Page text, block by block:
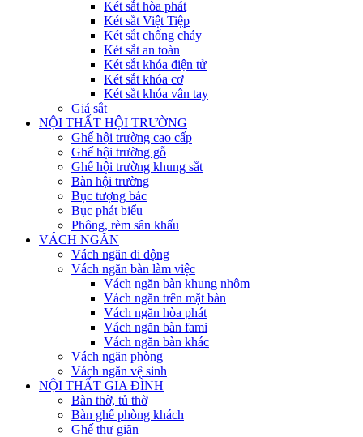
Két sắt hòa phát
Két sắt Việt Tiệp
Két sắt chống cháy
Két sắt an toàn
Két sắt khóa điện tử
Két sắt khóa cơ
Két sắt khóa vân tay
Giá sắt
NỘI THẤT HỘI TRƯỜNG
Ghế hội trường cao cấp
Ghế hội trường gỗ
Ghế hội trường khung sắt
Bàn hội trường
Bục tượng bác
Bục phát biểu
Phông, rèm sân khấu
VÁCH NGĂN
Vách ngăn di động
Vách ngăn bàn làm việc
Vách ngăn bàn khung nhôm
Vách ngăn trên mặt bàn
Vách ngăn hòa phát
Vách ngăn bàn fami
Vách ngăn bàn khác
Vách ngăn phòng
Vách ngăn vệ sinh
NỘI THẤT GIA ĐÌNH
Bàn thờ, tủ thờ
Bàn ghế phòng khách
Ghế thư giãn